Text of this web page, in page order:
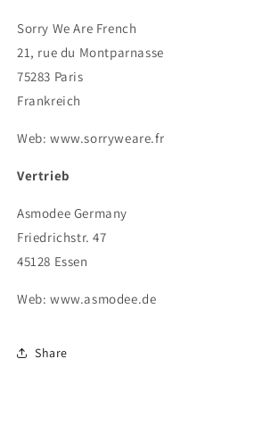
Sorry We Are French
21, rue du Montparnasse
75283 Paris
Frankreich
Web: www.sorryweare.fr
Vertrieb
Asmodee Germany
Friedrichstr. 47
45128 Essen
Web: www.asmodee.de
Share